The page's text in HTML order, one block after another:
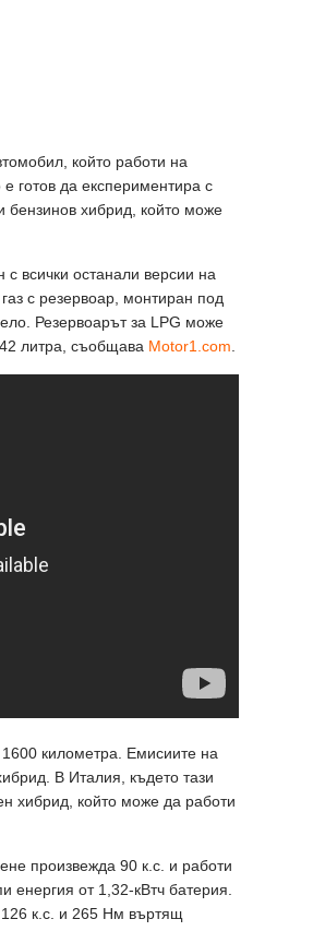
който работи на
готов да експериментира с
бензинов хибрид, който може
всички останали версии на
с резервоар, монтиран под
Резервоарът за LPG може
литра, съобщава Motor1.com.
километра. Емисиите на
В Италия, където тази
хибрид, който може да работи
произвежда 90 к.с. и работи
енергия от 1,32-кВтч батерия.
к.с. и 265 Нм въртящ